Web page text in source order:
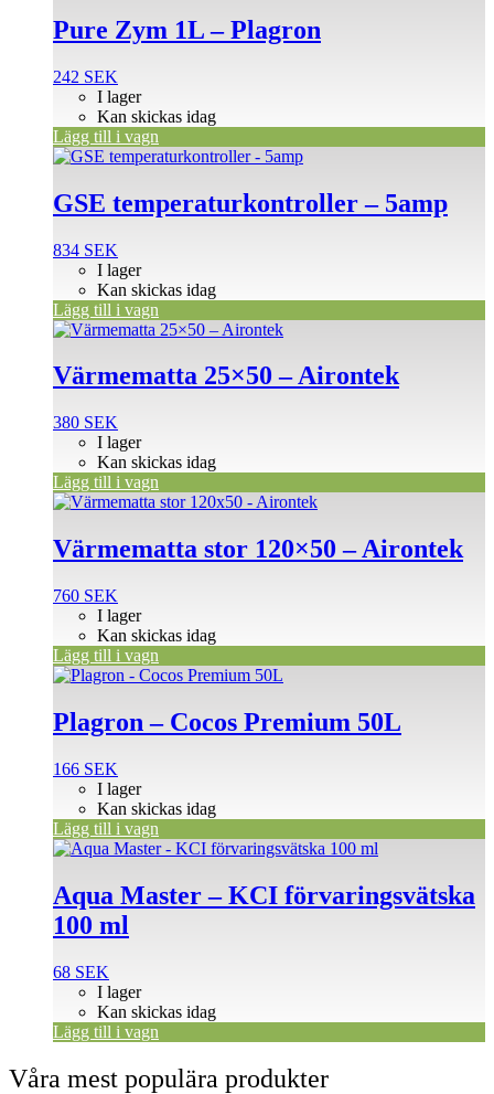
Pure Zym 1L – Plagron
242 SEK
I lager
Kan skickas idag
Lägg till i vagn
GSE temperaturkontroller – 5amp
834 SEK
I lager
Kan skickas idag
Lägg till i vagn
Värmematta 25×50 – Airontek
380 SEK
I lager
Kan skickas idag
Lägg till i vagn
Värmematta stor 120×50 – Airontek
760 SEK
I lager
Kan skickas idag
Lägg till i vagn
Plagron – Cocos Premium 50L
166 SEK
I lager
Kan skickas idag
Lägg till i vagn
Aqua Master – KCI förvaringsvätska
100 ml
68 SEK
I lager
Kan skickas idag
Lägg till i vagn
Våra mest populära produkter